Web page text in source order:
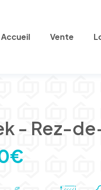
Accueil Vente
- Rez-